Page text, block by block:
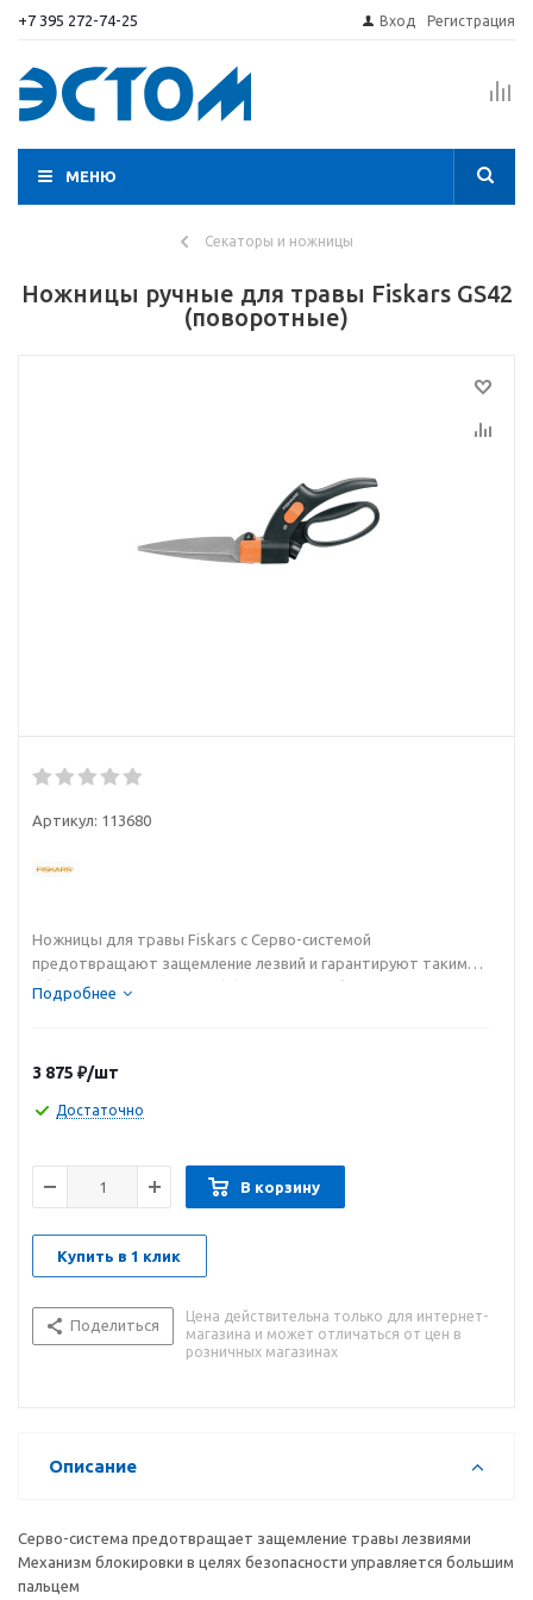
+7 395 272-74-25 Вход Регистрация
МЕНЮ
Секаторы и ножницы
Ножницы ручные для травы Fiskars GS42
(поворотные)
Артикул: 113680
Ножницы для травы Fiskаrs с Серво-системой
предотвращают защемление лезвий и гарантируют таким
образом непрерывную, эффективную работу. Эргономичная,
самые труднодоступные углы. Лезвия изготовлены из
закаленной нержавеющей стали, рукоятки – из
регулируется большим пальцем.
Подробнее
3 875 ₽/шт
Достаточно
В корзину
Купить в 1 клик
Поделиться
Цена действительна только для интернет-
магазина и может отличаться от цен в
розничных магазинах
Описание
Серво-система предотвращает защемление травы лезвиями
Механизм блокировки в целях безопасности управляется большим
пальцем